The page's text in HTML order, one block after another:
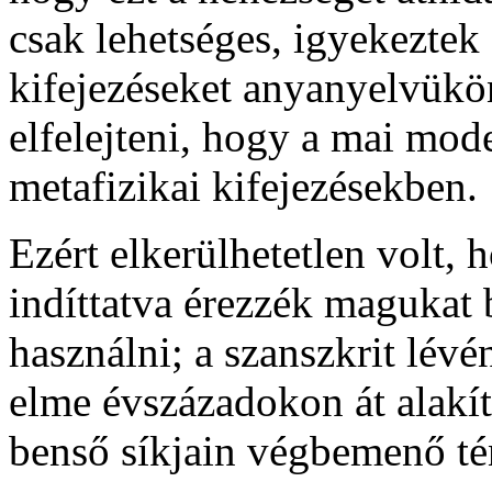
csak lehetséges,
kifejezéseket
elfelejteni, hogy a mai
metafizikai kifejezésekben.
Ezért elkerülhetetlen volt,
indíttatva érezzék
használni; a szanszkrit
elme évszázadokon át
benső síkjain végbemenő